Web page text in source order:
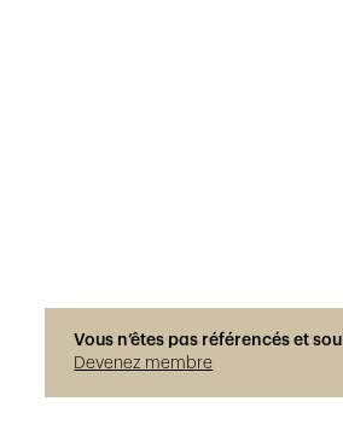
Vous n’êtes pas référencés et
Devenez membre